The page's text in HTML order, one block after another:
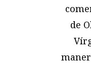
de